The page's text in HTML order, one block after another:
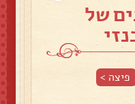
של
פיצה >